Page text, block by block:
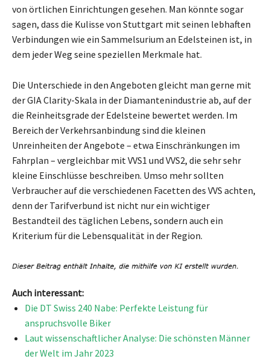
von örtlichen Einrichtungen gesehen. Man könnte sogar
sagen, dass die Kulisse von Stuttgart mit seinen lebhaften
Verbindungen wie ein Sammelsurium an Edelsteinen ist, in
dem jeder Weg seine speziellen Merkmale hat.
Die Unterschiede in den Angeboten gleicht man gerne mit
der GIA Clarity-Skala in der Diamantenindustrie ab, auf der
die Reinheitsgrade der Edelsteine bewertet werden. Im
Bereich der Verkehrsanbindung sind die kleinen
Unreinheiten der Angebote – etwa Einschränkungen im
Fahrplan – vergleichbar mit VVS1 und VVS2, die sehr sehr
kleine Einschlüsse beschreiben. Umso mehr sollten
Verbraucher auf die verschiedenen Facetten des VVS achten,
denn der Tarifverbund ist nicht nur ein wichtiger
Bestandteil des täglichen Lebens, sondern auch ein
Kriterium für die Lebensqualität in der Region.
Auch interessant:
Die DT Swiss 240 Nabe: Perfekte Leistung für
anspruchsvolle Biker
Laut wissenschaftlicher Analyse: Die schönsten Männer
der Welt im Jahr 2023